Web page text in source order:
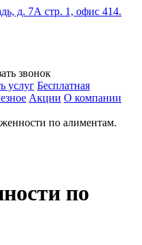
д. 7А стр. 1, офис 414.
звонок
услуг Бесплатная
Акции О компании
по алиментам.
по